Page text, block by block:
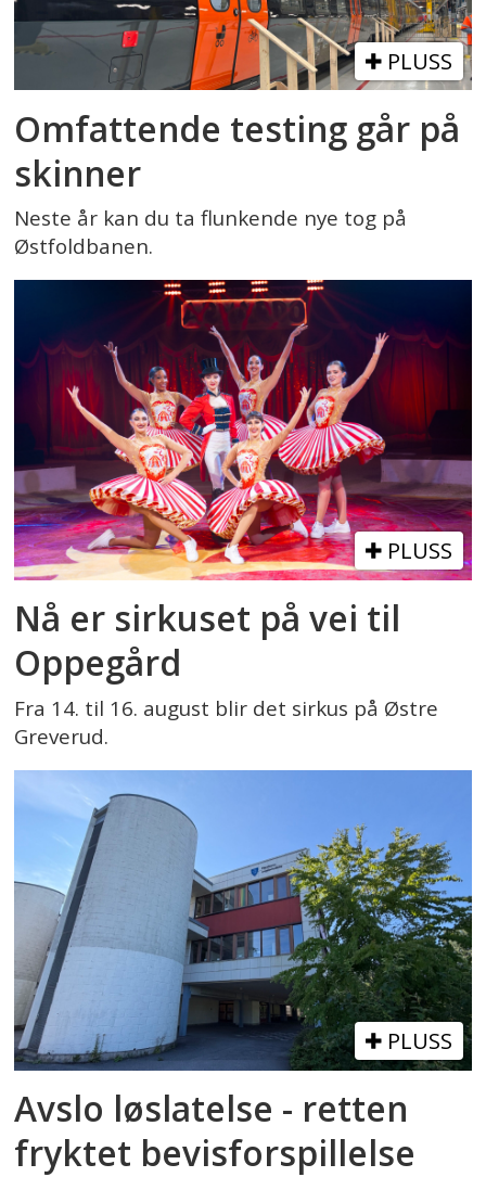
PLUSS
Omfattende testing går på
skinner
Neste år kan du ta flunkende nye tog på
Østfoldbanen.
PLUSS
Nå er sirkuset på vei til
Oppegård
Fra 14. til 16. august blir det sirkus på Østre
Greverud.
PLUSS
Avslo løslatelse - retten
fryktet bevisforspillelse